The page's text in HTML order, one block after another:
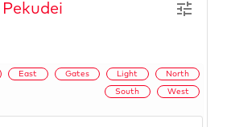
Pekudei
East Gates Light North
South West